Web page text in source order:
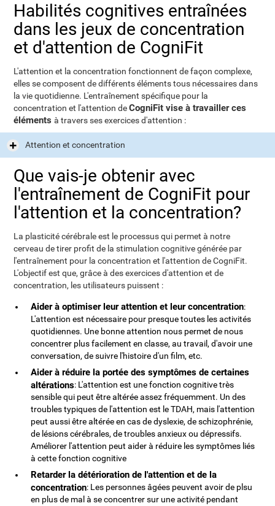
Habilités cognitives entraînées
dans les jeux de concentration
et d'attention de CogniFit
L'attention et la concentration fonctionnent de façon complexe,
elles se composent de différents éléments tous nécessaires dans
la vie quotidienne. L'entraînement spécifique pour la
concentration et l'attention deCogniFit vise à travailler ces
élémentsà travers ses exercices d'attention :
Attention et concentration
Que vais-je obtenir avec
l'entraînement de CogniFit pour
l'attention et la concentration?
La plasticité cérébrale est le processus qui permet à notre
cerveau de tirer profit de la stimulation cognitive générée par
l'entraînement pour la concentration et l'attention de CogniFit.
L'objectif est que, grâce à des exercices d'attention et de
concentration, les utilisateurs puissent :
Aider à optimiser leur attention et leur concentration:
L'attention est nécessaire pour presque toutes les activités
quotidiennes. Une bonne attention nous permet de nous
concentrer plus facilement en classe, au travail, d'avoir une
conversation, de suivre l'histoire d'un film, etc.
Aider à réduire la portée des symptômes de certaines
altérations: L'attention est une fonction cognitive très
sensible qui peut être altérée assez fréquemment. Un des
troubles typiques de l'attention est le TDAH, mais l'attention
peut aussi être altérée en cas de dyslexie, de schizophrénie,
de lésions cérébrales, de troubles anxieux ou dépressifs.
Améliorer l'attention peut aider à réduire les symptômes liés
à cette fonction cognitive
Retarder la détérioration de l'attention et de la
concentration: Les personnes âgées peuvent avoir de plsu
en plus de mal à se concentrer sur une activité pendant